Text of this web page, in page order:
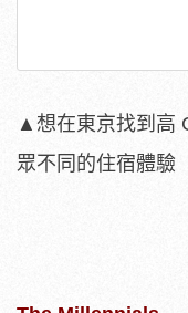
▲想在東京找到高
眾不同的住宿體驗